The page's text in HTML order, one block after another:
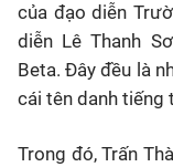
của đạo diễn
diễn Lê Thanh
Beta. Đây đều là
cái tên danh tiếng
Trong đó, Trấn